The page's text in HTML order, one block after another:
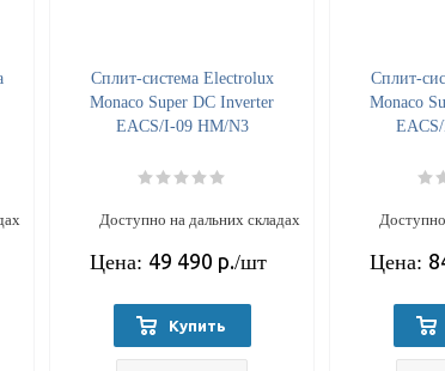
Cплит-система Electrolux
Monaco Super DC Inverter
EACS/I-09 HM/N3
Доступно на дальних складах
Цена: 49 490 р./шт
Купить
Cплит-
Monaco
Цена: